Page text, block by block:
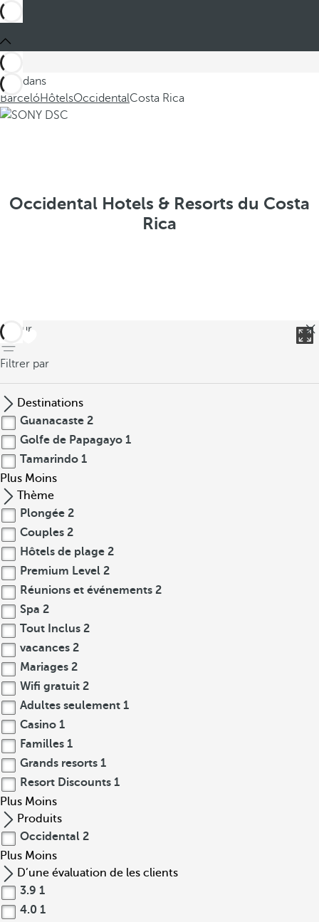
Ces dans
BarcelóHôtelsOccidentalCosta Rica
Occidental Hotels & Resorts du Costa
Rica
retour
Filtrer par
Destinations
Guanacaste 2
Golfe de Papagayo 1
Tamarindo 1
Plus Moins
Thème
Plongée 2
Couples 2
Hôtels de plage 2
Premium Level 2
Réunions et événements 2
Spa 2
Tout Inclus 2
vacances 2
Mariages 2
Wifi gratuit 2
Adultes seulement 1
Casino 1
Familles 1
Grands resorts 1
Resort Discounts 1
Plus Moins
Produits
Occidental 2
Plus Moins
D’une évaluation de les clients
3.9 1
4.0 1